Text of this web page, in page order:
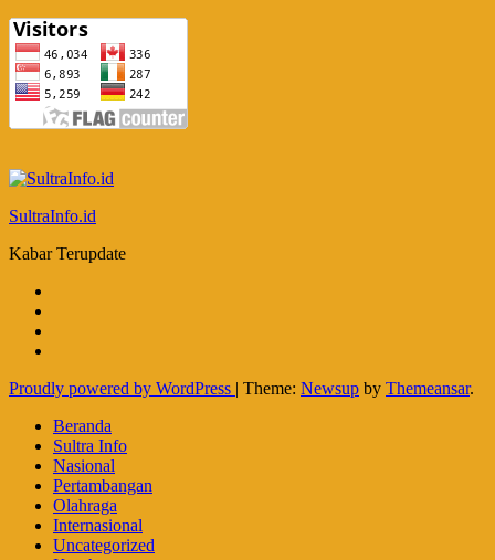
SultraInfo.id
Kabar Terupdate
Proudly powered by WordPress | Theme: Newsup by Themeansar.
Beranda
Sultra Info
Nasional
Pertambangan
Olahraga
Internasional
Uncategorized